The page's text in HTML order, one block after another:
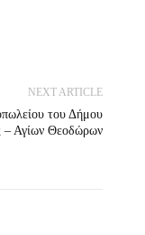
NEXT ARTICLE
του Δήμου
– Αγίων Θεοδώρων